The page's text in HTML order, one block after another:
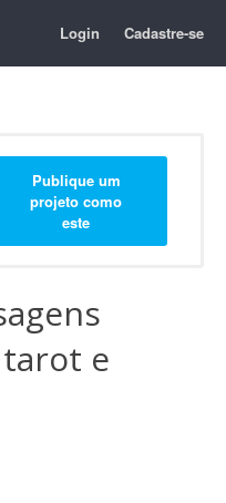
Login Cadastre-se
Publique um
projeto como
este
e